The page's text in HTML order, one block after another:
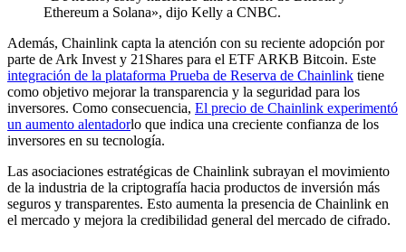
Ethereum a Solana», dijo Kelly a CNBC.
Además, Chainlink capta la atención con su reciente adopción por
parte de Ark Invest y 21Shares para el ETF ARKB Bitcoin. Este
integración de la plataforma Prueba de Reserva de Chainlink tiene
como objetivo mejorar la transparencia y la seguridad para los
inversores. Como consecuencia, El precio de Chainlink experimentó
un aumento alentadorlo que indica una creciente confianza de los
inversores en su tecnología.
Las asociaciones estratégicas de Chainlink subrayan el movimiento
de la industria de la criptografía hacia productos de inversión más
seguros y transparentes. Esto aumenta la presencia de Chainlink en
el mercado y mejora la credibilidad general del mercado de cifrado.